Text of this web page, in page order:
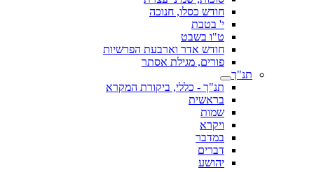
חודש כסלו, חנוכה
י' בטבת
ט"ו בשבט
חודש אדר וארבעת הפרשיות
פורים, מגילת אסתר
תנ"ך
תנ"ך - כללי, ביקורת המקרא
בראשית
שמות
ויקרא
במדבר
דברים
יהושע